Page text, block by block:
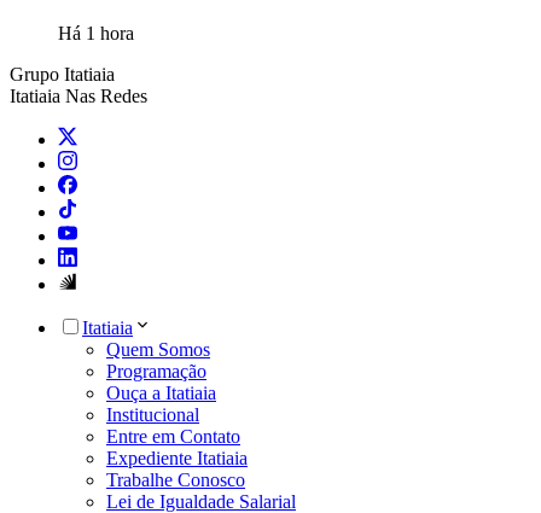
Há 1 hora
Grupo Itatiaia
Itatiaia Nas Redes
Itatiaia
Quem Somos
Programação
Ouça a Itatiaia
Institucional
Entre em Contato
Expediente Itatiaia
Trabalhe Conosco
Lei de Igualdade Salarial